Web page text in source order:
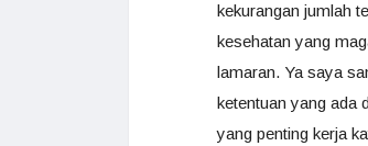
kekurangan jumlah
kesehatan yang
lamaran. Ya saya
ketentuan yang ada
yang penting kerja